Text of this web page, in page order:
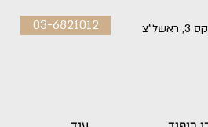
03-6821012